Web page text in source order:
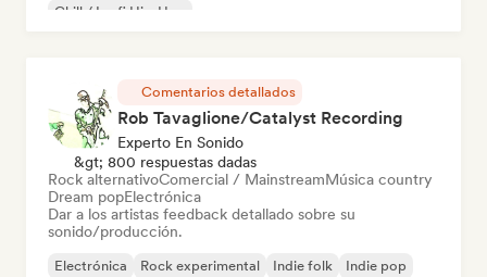
Chill / Lo-fi Hip-Hop
Comentarios detallados
Rob Tavaglione/Catalyst Recording
Experto En Sonido
&gt; 800 respuestas dadas
Rock alternativoComercial / MainstreamMúsica country
Dream popElectrónica
Dar a los artistas feedback detallado sobre su
sonido/producción.
Electrónica Rock experimental Indie folk
Indie pop